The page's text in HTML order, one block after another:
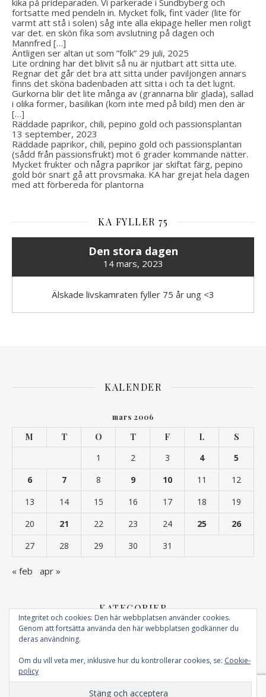
kika på prideparaden. Vi parkerade i Sundbyberg och
fortsatte med pendeln in. Mycket folk, fint väder (lite för
varmt att stå i solen) såg inte alla ekipage heller men roligt
var det. en skön fika som avslutning på dagen och
Mannfred […]
Äntligen ser altan ut som ”folk” 29 juli, 2025
Lite ordning har det blivit så nu är njutbart att sitta ute.
Regnar det går det bra att sitta under paviljongen annars
finns det sköna badenbaden att sitta i och ta det lugnt.
Gurkorna blir det lite många av (grannarna blir glada), sallad
i olika former, basilikan (kom inte med på bild) men den är
[…]
Räddade paprikor, chili, pepino gold och passionsplantan
13 september, 2023
Räddade paprikor, chili, pepino gold och passionsplantan
(sådd från passionsfrukt) mot 6 grader kommande nätter.
Mycket frukter och några paprikor jar skiftat färg, pepino
gold bör snart gå att provsmaka. KA har grejat hela dagen
med att förbereda för plantorna
KA FYLLER 75
Den stora dagen
14 mars, 2023
Älskade livskamraten fyller 75 år ung <3
KALENDER
mars 2006
M T O T F L
S
1
2 3 4
5
6
7 8 9 10 11
12
13
14 15 16 17 18
19
20
21 22 23 24 25
26
27
28 29 30 31
« feb apr »
KATEGORIER
Kategorier
Integritet och cookies: Den här webbplatsen använder cookies.
Genom att fortsätta använda den här webbplatsen godkänner du
deras användning.
Om du vill veta mer, inklusive hur du kontrollerar cookies, se: Cookie-
policy